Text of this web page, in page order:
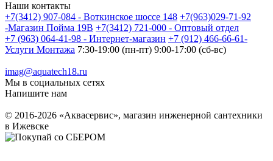
Наши контакты
+7(3412) 907-084 - Воткинское шоссе 148 +7(963)029-71-92
-Магазин Пойма 19В +7(3412) 721-000 - Оптовый отдел
+7 (963) 064-41-98 - Интернет-магазин +7 (912) 466-66-61-
Услуги Монтажа 7:30-19:00 (пн-пт) 9:00-17:00 (сб-вс)
imag@aquatech18.ru
Мы в социальных сетях
Напишите нам
© 2016-2026 «Аквасервис», магазин инженерной сантехники
в Ижевске